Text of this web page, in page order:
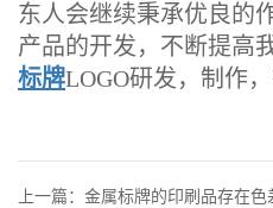
东人会继续秉承优良的
产品的开发，不断提高
标牌LOGO研发，制作
上一篇：金属标牌的印刷品存在